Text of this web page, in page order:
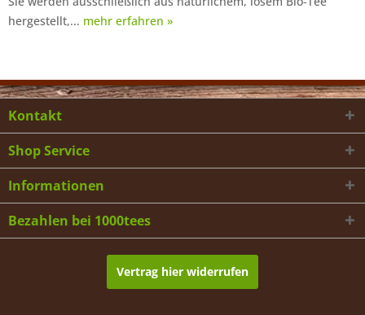
hergestellt,... mehr erfahren »
Kontakt
Shop Service
Informationen
Bezahlen bei 1000tees
Vertrag hier widerrufen